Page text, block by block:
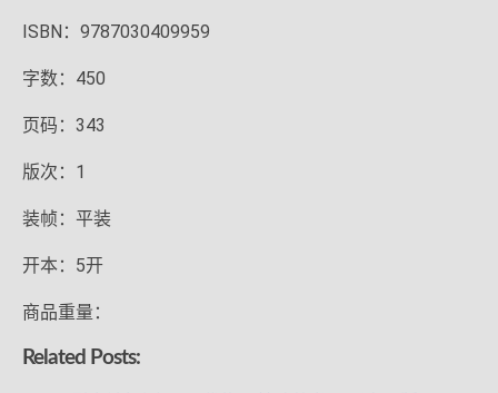
ISBN：9787030409959
字数：450
页码：343
版次：1
装帧：平装
开本：5开
商品重量：
Related Posts: